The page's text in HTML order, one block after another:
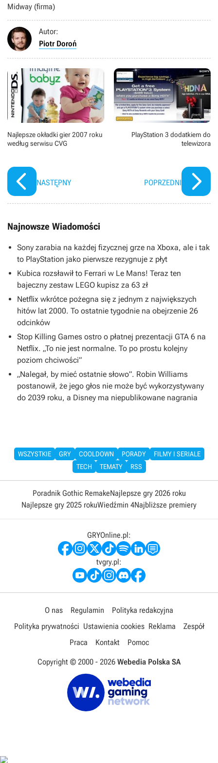
Midway (firma)
Autor:
Piotr Doroń
Najlepsze okładki gier 2007 roku
według serwisu CVG
NASTĘPNY
PlayStation 3 dodatkiem do
telewizora
POPRZEDNI
Najnowsze Wiadomości
Sony zarabia na każdej fizycznej grze na Xboxa, ale i tak
to PlayStation jako pierwsze rezygnuje z płyt
Kubica rozsławił to Ferrari w Le Mans! Teraz ten
bajeczny zestaw LEGO kupisz za 63 zł
Netflix wkrótce pożegna się z jednym z największych
hitów lat 2000. To ostatnie tygodnie na obejrzenie 26
odcinków
Stop Killing Games ostro o płatnej prezentacji GTA 6 na
Netflix. „To nie jest normalne. To po prostu kolejny
poziom chciwości”
„Nalegał, by mieć ostatnie słowo”. Robin Williams
postanowił, że jego głos nie może być wykorzystywany
do 2039 roku, a Disney ma niepublikowane nagrania
WSZYSTKIE GRY COOLDOWN PORADY
FILMY I SERIALE
TECH
TEMATY RSS
Poradnik Gothic RemakeNajlepsze gry 2026 roku
Najlepsze gry 2025 rokuWiedźmin 4Najbliższe premiery
GRYOnline.pl:
tvgry.pl:
O nas Regulamin
Polityka redakcyjna
Polityka prywatności Ustawienia cookies Reklama
Zespół
Praca
Kontakt Pomoc
Copyright © 2000 - 2026 Webedia Polska SA